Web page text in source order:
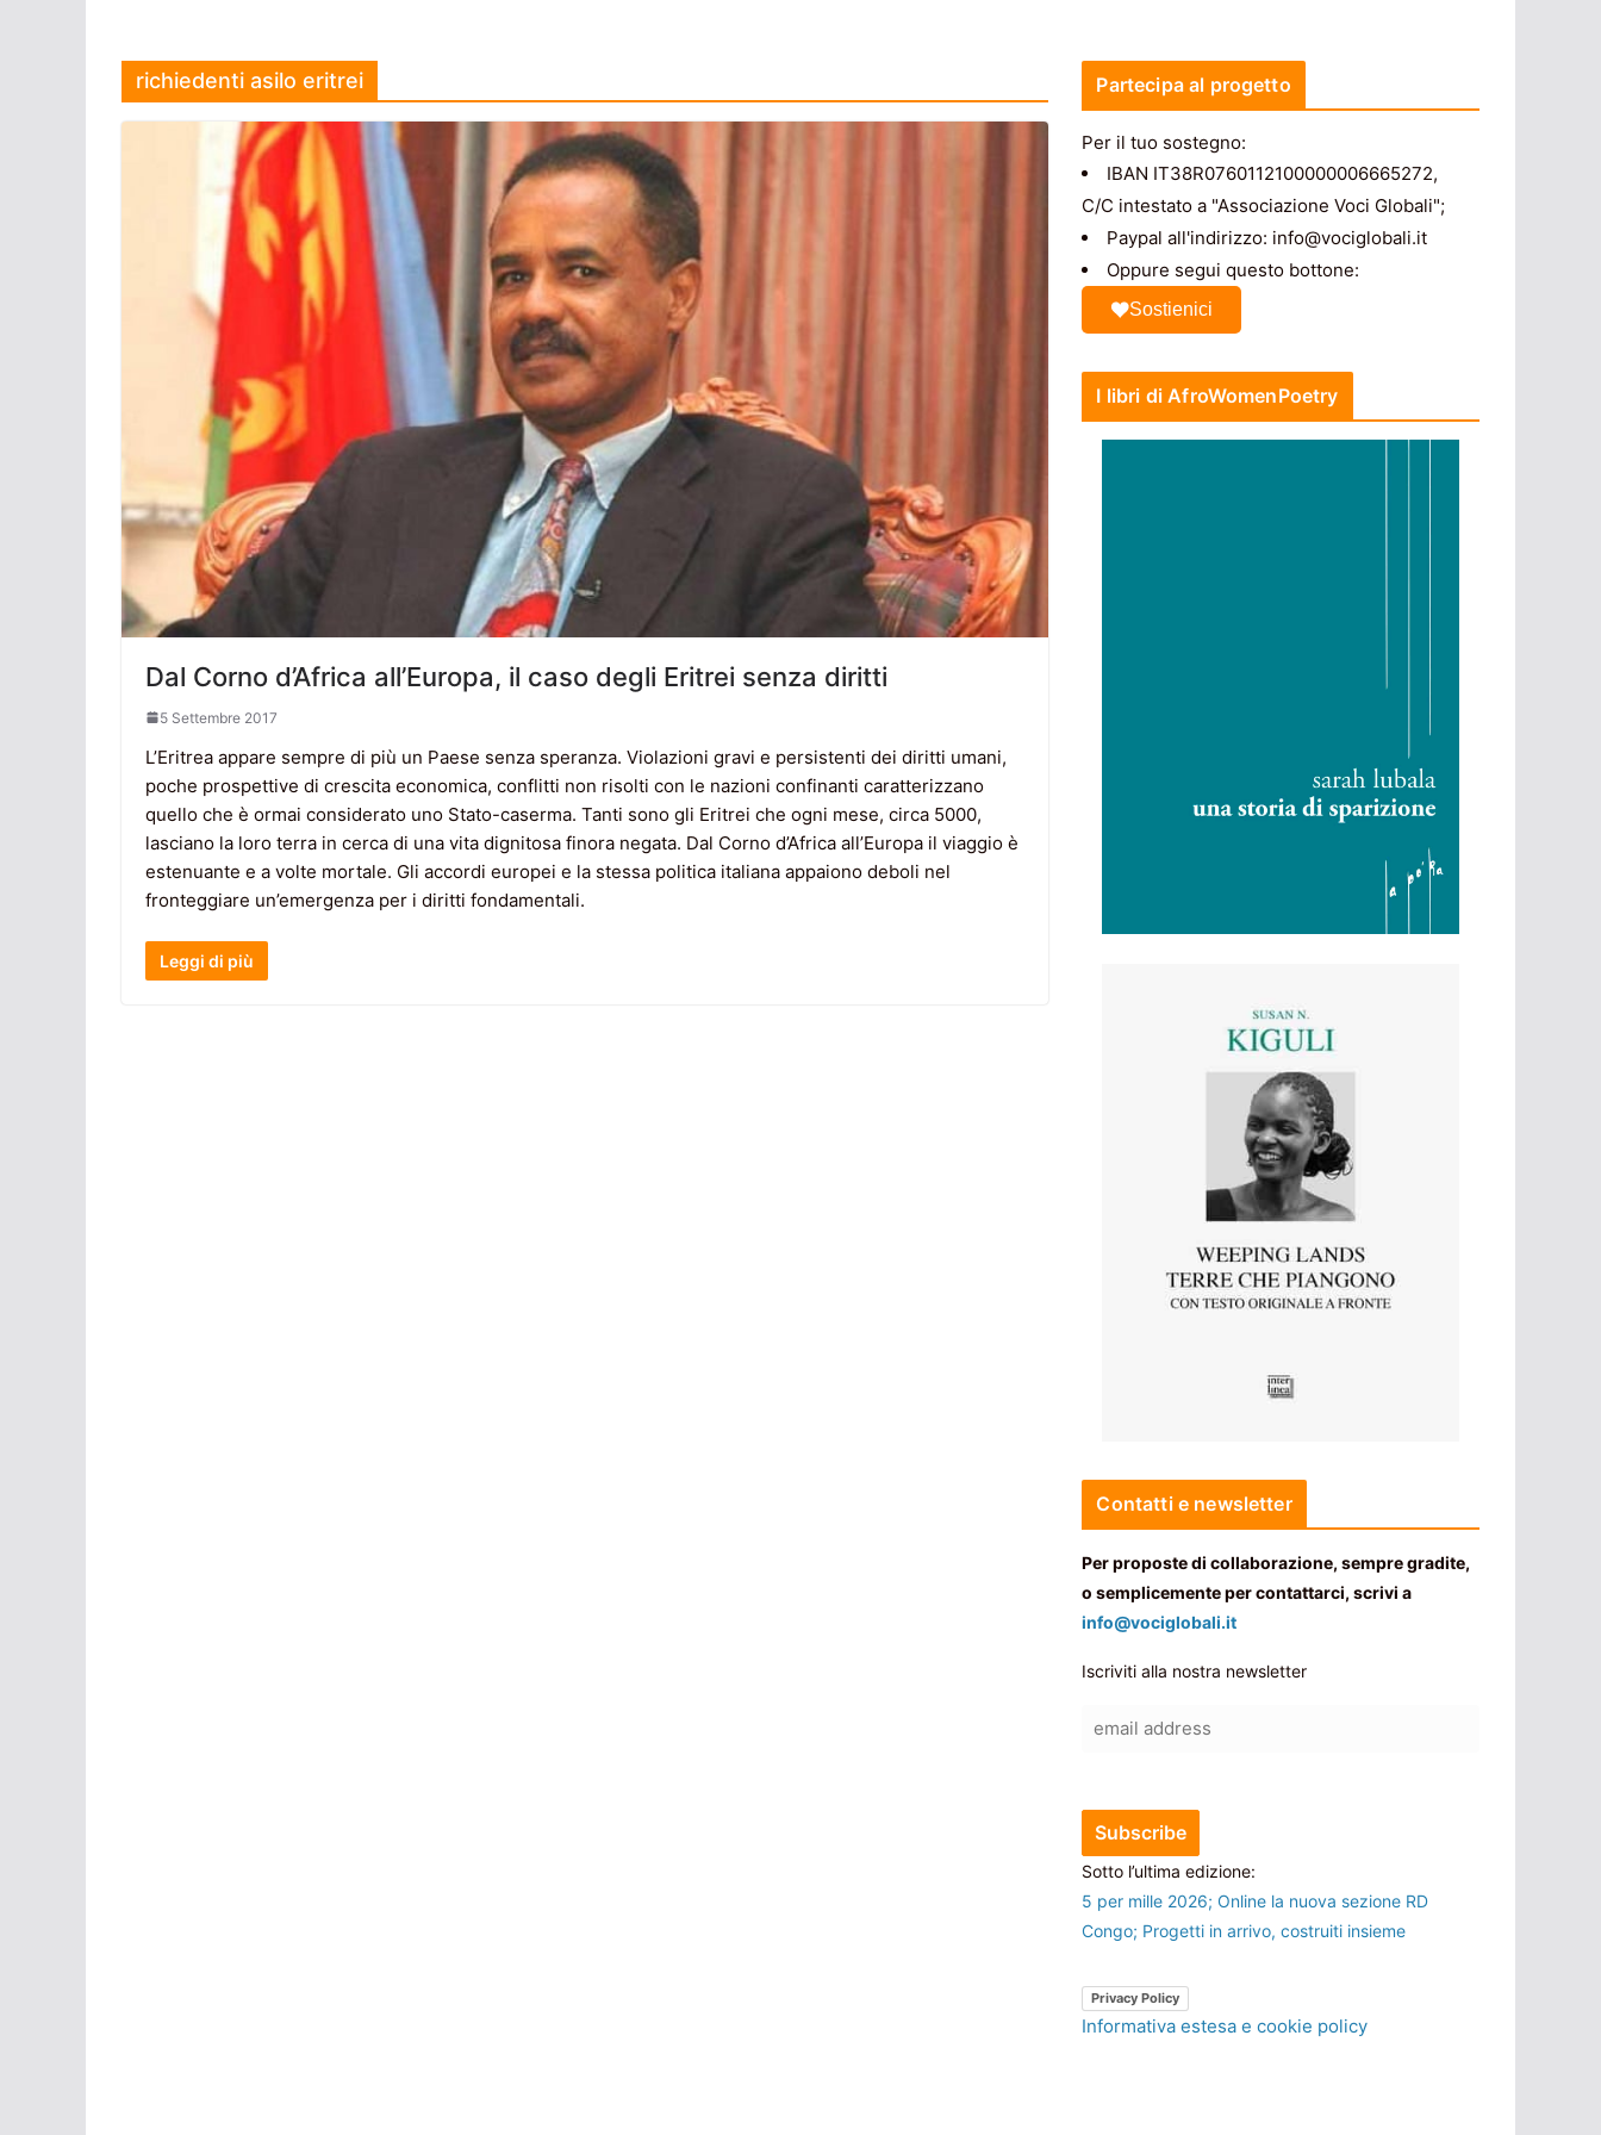
richiedenti asilo eritrei
Dal Corno d’Africa all’Europa, il caso degli Eritrei senza diritti
5 Settembre 2017
L’Eritrea appare sempre di più un Paese senza speranza. Violazioni gravi e persistenti dei diritti umani,
poche prospettive di crescita economica, conflitti non risolti con le nazioni confinanti caratterizzano
quello che è ormai considerato uno Stato-caserma. Tanti sono gli Eritrei che ogni mese, circa 5000,
lasciano la loro terra in cerca di una vita dignitosa finora negata. Dal Corno d’Africa all’Europa il viaggio è
estenuante e a volte mortale. Gli accordi europei e la stessa politica italiana appaiono deboli nel
fronteggiare un’emergenza per i diritti fondamentali.
Leggi di più
Partecipa al progetto
Per il tuo sostegno:
IBAN IT38R0760112100000006665272,
C/C intestato a "Associazione Voci Globali";
Paypal all'indirizzo: info@vociglobali.it
Oppure segui questo bottone:
Sostienici
I libri di AfroWomenPoetry
Contatti e newsletter
Per proposte di collaborazione, sempre gradite,
o semplicemente per contattarci, scrivi a
info@vociglobali.it
Iscriviti alla nostra newsletter
Sotto l’ultima edizione:
5 per mille 2026; Online la nuova sezione RD
Congo; Progetti in arrivo, costruiti insieme
Privacy Policy
Informativa estesa e cookie policy